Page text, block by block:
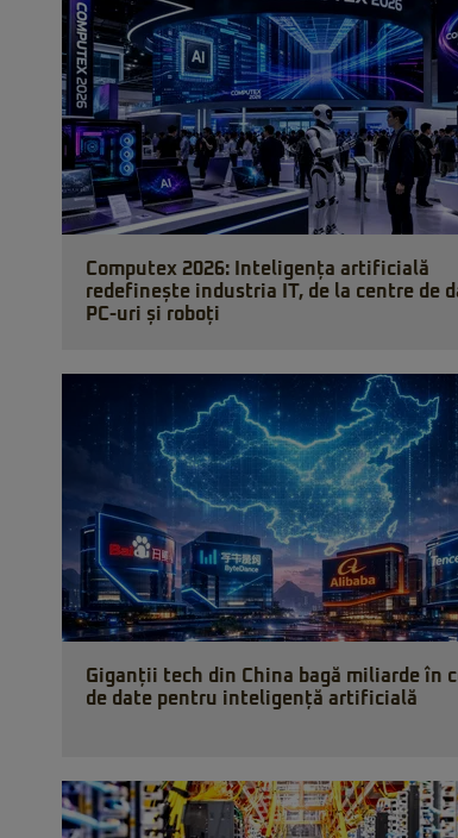
Computex 2026: Inteligența artificială
redefinește industria IT, de la centre de
PC-uri și roboți
Giganții tech din China bagă miliarde în
de date pentru inteligență artificială